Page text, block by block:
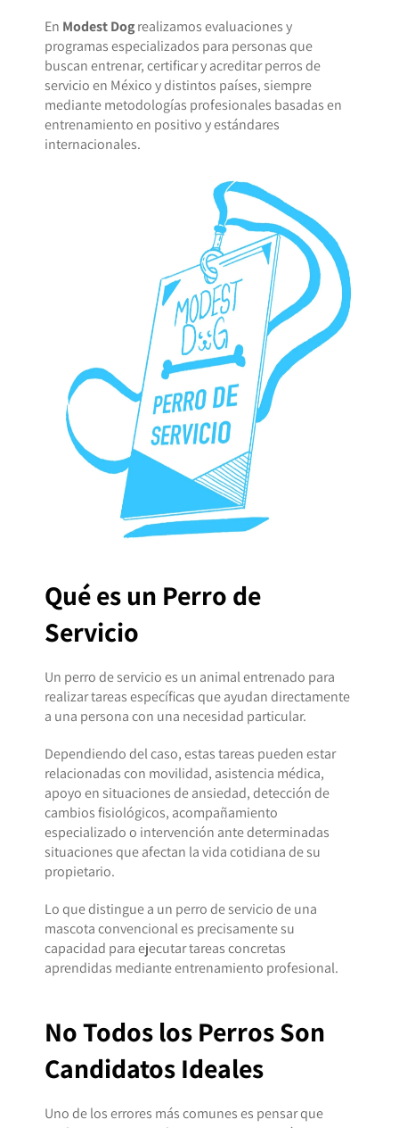
En Modest Dogrealizamos evaluaciones y
programas especializados para personas que
buscan entrenar, certificar y acreditar perros de
servicio en México y distintos países, siempre
mediante metodologías profesionales basadas en
entrenamiento en positivo y estándares
internacionales.
Qué es un Perro de
Servicio
Un perro de servicio es un animal entrenado para
realizar tareas específicas que ayudan directamente
a una persona con una necesidad particular.
Dependiendo del caso, estas tareas pueden estar
relacionadas con movilidad, asistencia médica,
apoyo en situaciones de ansiedad, detección de
cambios fisiológicos, acompañamiento
especializado o intervención ante determinadas
situaciones que afectan la vida cotidiana de su
propietario.
Lo que distingue a un perro de servicio de una
mascota convencional es precisamente su
capacidad para ejecutar tareas concretas
aprendidas mediante entrenamiento profesional.
No Todos los Perros Son
Candidatos Ideales
Uno de los errores más comunes es pensar que